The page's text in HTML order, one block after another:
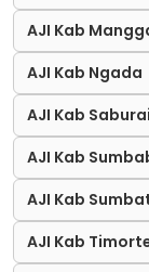
AJI Kab
AJI Kab Ngada
AJI Kab
AJI Kab
AJI Kab
AJI Kab